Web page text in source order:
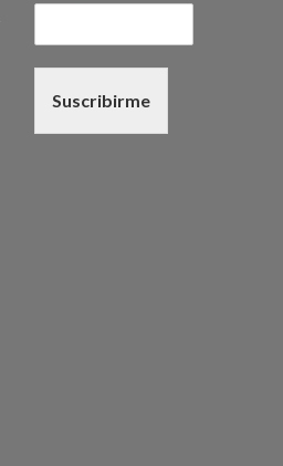
Suscribirme